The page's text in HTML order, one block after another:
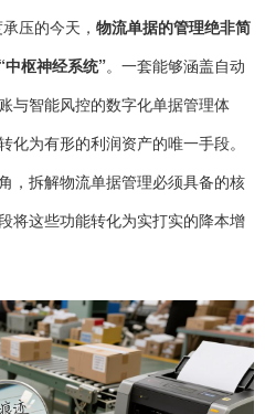
压的今天， 物流单据的管理绝非简
枢神经系统”。一套能够涵盖自动
与智能风控的数字化单据管理体
为有形的利润资产的唯一手段。
，拆解物流单据管理必须具备的核
将这些功能转化为实打实的降本增